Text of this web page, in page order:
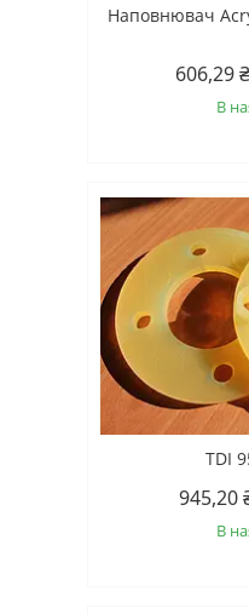
Наповнювач
606,29
В
TDI
945,20
В